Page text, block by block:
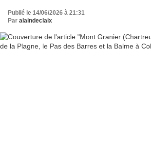
Publié le 14/06/2026 à 21:31
Par alaindeclaix